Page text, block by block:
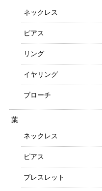
ネックレス
ピアス
リング
イヤリング
ブローチ
葉
ネックレス
ピアス
ブレスレット